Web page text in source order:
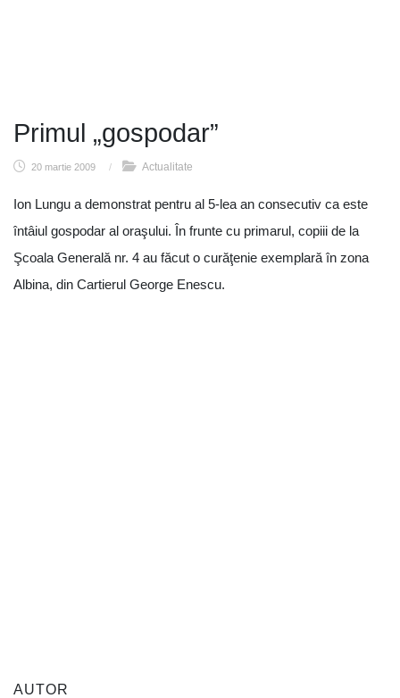
Primul „gospodar”
20 martie 2009 / Actualitate
Ion Lungu a demonstrat pentru al 5-lea an consecutiv ca este
întâiul gospodar al oraşului. În frunte cu primarul, copiii de la
Şcoala Generală nr. 4 au făcut o curăţenie exemplară în zona
Albina, din Cartierul George Enescu.
AUTOR